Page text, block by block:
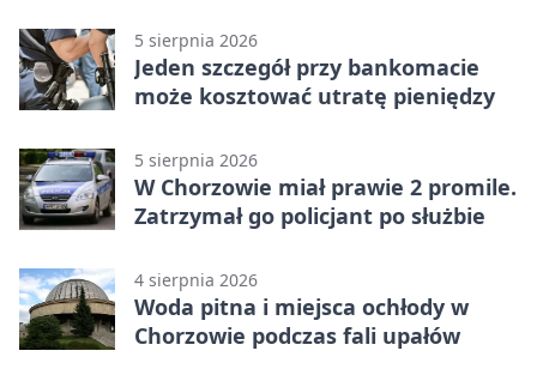
5 sierpnia 2026
Jeden szczegół przy bankomacie
może kosztować utratę pieniędzy
5 sierpnia 2026
W Chorzowie miał prawie 2 promile.
Zatrzymał go policjant po służbie
4 sierpnia 2026
Woda pitna i miejsca ochłody w
Chorzowie podczas fali upałów